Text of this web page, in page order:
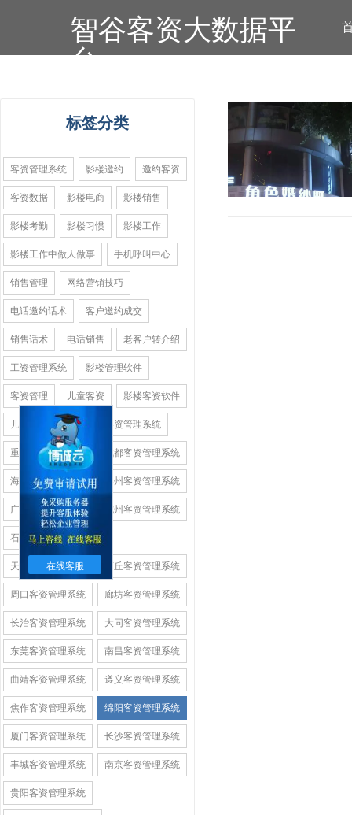
在线客服
智谷客资大数据平
台
标签分类
客资管理系统 影楼邀约 邀约客资
客资数据 影楼电商 影楼销售
影楼考勤 影楼习惯 影楼工作
影楼工作中做人做事 手机呼叫中心
销售管理 网络营销技巧
电话邀约话术 客户邀约成交
销售话术 电话销售 老客户转介绍
工资管理系统 影楼管理软件
客资管理 儿童客资 影楼客资软件
儿童影楼客资 济南客资管理系统
重庆客资管理系统 成都客资管理系统
海南客资管理系统 郑州客资管理系统
广州客资管理系统 杭州客资管理系统
石家庄客资管理系统
天津客资管理系统 商丘客资管理系统
周口客资管理系统 廊坊客资管理系统
长治客资管理系统 大同客资管理系统
东莞客资管理系统 南昌客资管理系统
曲靖客资管理系统 遵义客资管理系统
焦作客资管理系统 绵阳客资管理系统
厦门客资管理系统 长沙客资管理系统
丰城客资管理系统 南京客资管理系统
贵阳客资管理系统